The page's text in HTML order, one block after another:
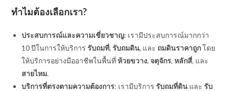
ทำไมต้องเลือกเรา?
ประสบการณ์และความเชี่ยวชาญ: เรามีประสบการณ์มากกว่า
10 ปีในการให้บริการรับถมที่,รับถมดิน, และ ถมดินราคาถูกโดย
ให้บริการอย่างมืออาชีพในพื้นที่ห้วยขวาง,จตุจักร,หลักสี่, และ
สายไหม.
บริการที่ตรงตามความต้องการ: เรามีบริการรับถมที่ดิน และรับ